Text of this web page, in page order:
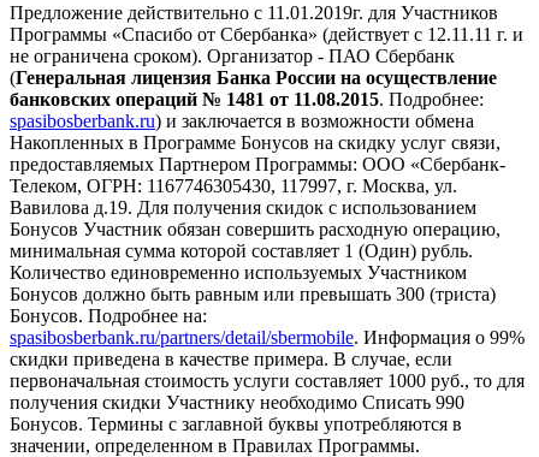
Предложение действительно с 11.01.2019г. для Участников
Программы «Спасибо от Сбербанка» (действует с 12.11.11 г. и
не ограничена сроком). Организатор - ПАО Сбербанк
(Генеральная лицензия Банка России на осуществление
банковских операций № 1481 от 11.08.2015. Подробнее:
spasibosberbank.ru) и заключается в возможности обмена
Накопленных в Программе Бонусов на скидку услуг связи,
предоставляемых Партнером Программы: ООО «Сбербанк-
Телеком, ОГРН: 1167746305430, 117997, г. Москва, ул.
Вавилова д.19. Для получения скидок с использованием
Бонусов Участник обязан совершить расходную операцию,
минимальная сумма которой составляет 1 (Один) рубль.
Количество единовременно используемых Участником
Бонусов должно быть равным или превышать 300 (триста)
Бонусов. Подробнее на:
spasibosberbank.ru/partners/detail/sbermobile. Информация о 99%
скидки приведена в качестве примера. В случае, если
первоначальная стоимость услуги составляет 1000 руб., то для
получения скидки Участнику необходимо Списать 990
Бонусов. Термины с заглавной буквы употребляются в
значении, определенном в Правилах Программы.